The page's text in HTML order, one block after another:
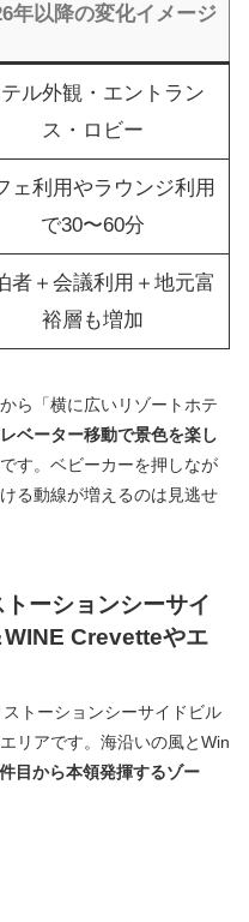
年以降の変化イメージ
ル外観・エントラン
ス・ロビー
ェ利用やラウンジ利用
で30〜60分
者＋会議利用＋地元富
裕層も増加
ら「横に広いリゾートホテ
ベーター移動で景色を楽し
す。ベビーカーを押しなが
る動線が増えるのは見逃せ
ーションシーサイ
WINE Crevetteやエ
トーションシーサイドビル
リアです。海沿いの風とWin
件目から本領発揮するゾー